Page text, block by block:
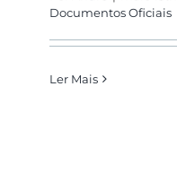
Documentos Oficiais
Ler Mais